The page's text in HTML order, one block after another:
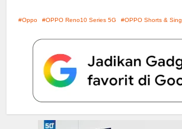
Oppo OPPO Reno10 Series 5G OPPO Shorts & Sing